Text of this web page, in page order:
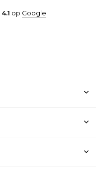
4.1 op Google